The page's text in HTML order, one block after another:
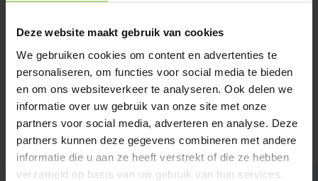
Deze website maakt gebruik van cookies
We gebruiken cookies om content en advertenties te
personaliseren, om functies voor social media te bieden
en om ons websiteverkeer te analyseren. Ook delen we
informatie over uw gebruik van onze site met onze
partners voor social media, adverteren en analyse. Deze
partners kunnen deze gegevens combineren met andere
informatie die u aan ze heeft verstrekt of die ze hebben
verzameld op basis van uw gebruik van hun services.
Specificaties
Reviews
Delen